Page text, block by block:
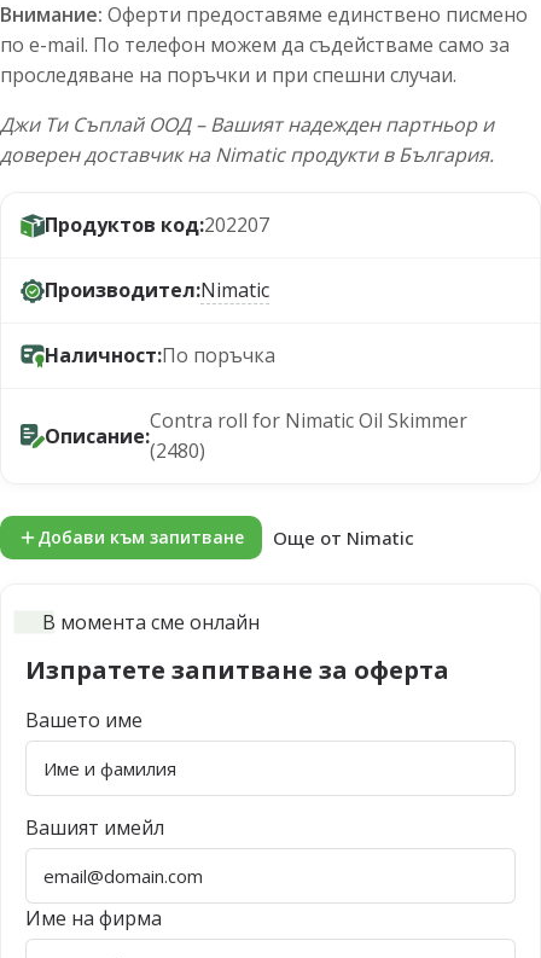
Внимание: Оферти предоставяме единствено писмено
по e-mail. По телефон можем да съдействаме само за
проследяване на поръчки и при спешни случаи.
Джи Ти Съплай ООД – Вашият надежден партньор и
доверен доставчик на Nimatic продукти в България.
Продуктов код:202207
Производител:Nimatic
Наличност:По поръчка
Описание:
Contra roll for Nimatic Oil Skimmer
(2480)
Добави към запитване Още от Nimatic
В момента сме онлайн
Изпратете запитване за оферта
Вашето име
Вашият имейл
Име на фирма